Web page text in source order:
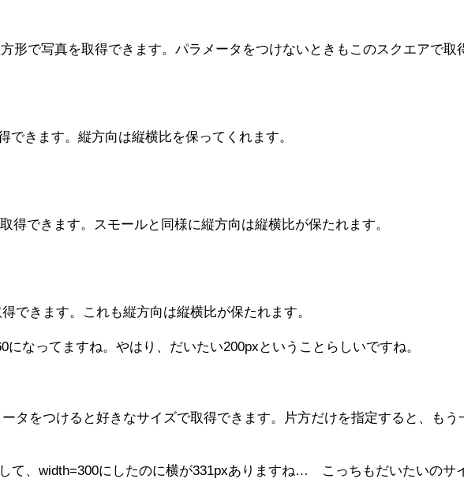
形で写真を取得できます。パラメータをつけないときもこのスクエアで取
きます。縦方向は縦横比を保ってくれます。
得できます。スモールと同様に縦方向は縦横比が保たれます。
できます。これも縦方向は縦横比が保たれます。
なってますね。やはり、だいたい200pxということらしいですね。
タをつけると好きなサイズで取得できます。片方だけを指定すると、も
て、width=300にしたのに横が331pxありますね… こっちもだいたいのサ